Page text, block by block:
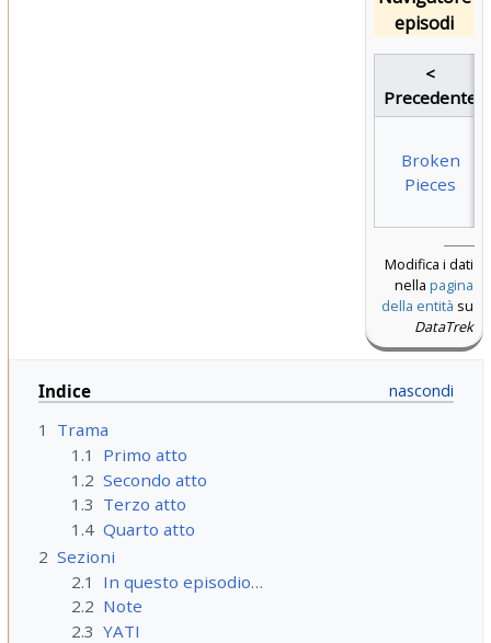
episodi
<
Precedente
Broken
Pieces
Modifica i dati
nella pagina
della entità su
DataTrek
Indice
1
Trama
1.1
Primo atto
1.2 Secondo atto
1.3 Terzo atto
1.4 Quarto atto
2 Sezioni
2.1
In questo episodio…
2.2 Note
2.3 YATI